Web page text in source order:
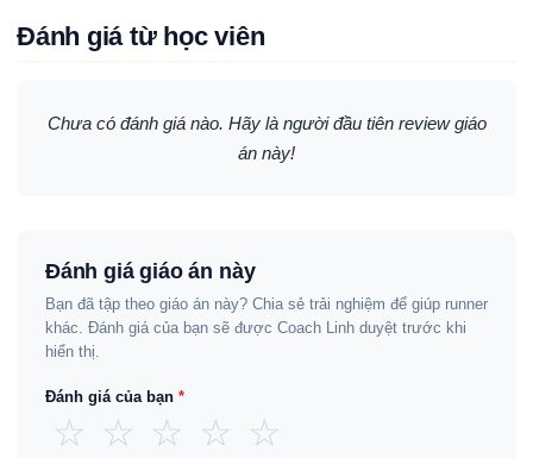
Đánh giá từ học viên
Chưa có đánh giá nào. Hãy là người đầu tiên review giáo
án này!
Đánh giá giáo án này
Bạn đã tập theo giáo án này? Chia sẻ trải nghiệm để giúp runner
khác. Đánh giá của bạn sẽ được Coach Linh duyệt trước khi
hiển thị.
Đánh giá của bạn *
☆ ☆ ☆ ☆ ☆